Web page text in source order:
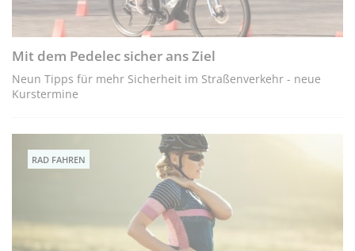
Mit dem Pedelec sicher ans Ziel
Neun Tipps für mehr Sicherheit im Straßenverkehr - neue
Kurstermine
RAD FAHREN